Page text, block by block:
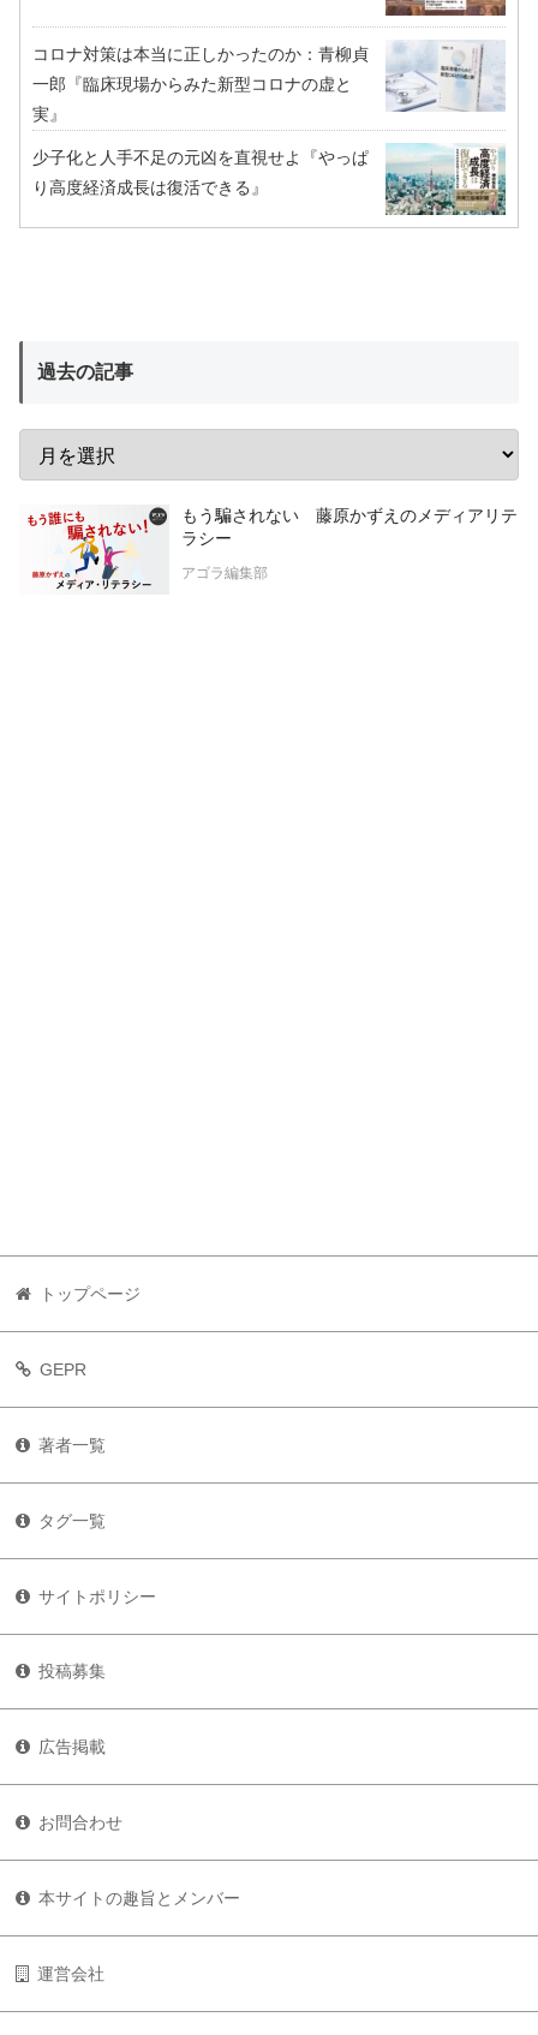
コロナ対策は本当に正しかったのか：青柳貞
一郎『臨床現場からみた新型コロナの虚と
実』
少子化と人手不足の元凶を直視せよ『やっぱ
り高度経済成長は復活できる』
過去の記事
もう騙されない 藤原かずえのメディアリテ
ラシー
アゴラ編集部
トップページ
GEPR
著者一覧
タグ一覧
サイトポリシー
投稿募集
広告掲載
お問合わせ
本サイトの趣旨とメンバー
運営会社